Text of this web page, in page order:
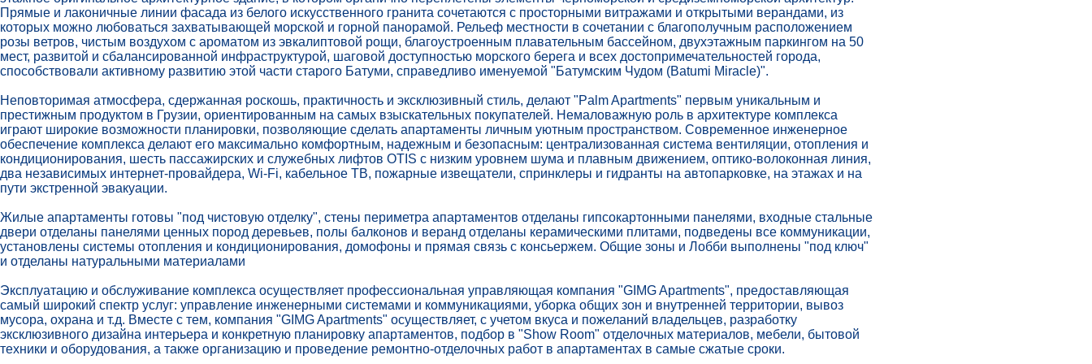
Прямые и лаконичные линии фасада из белого искусственного гранита сочетаются с просторными витражами и открытыми верандами, из
которых можно любоваться захватывающей морской и горной панорамой. Рельеф местности в сочетании с благополучным расположением
розы ветров, чистым воздухом с ароматом из эвкалиптовой рощи, благоустроенным плавательным бассейном, двухэтажным паркингом на 50
мест, развитой и сбалансированной инфраструктурой, шаговой доступностью морского берега и всех достопримечательностей города,
способствовали активному развитию этой части старого Батуми, справедливо именуемой "Батумским Чудом (Batumi Miracle)".
Неповторимая атмосфера, сдержанная роскошь, практичность и эксклюзивный стиль, делают "Palm Apartments" первым уникальным и
престижным продуктом в Грузии, ориентированным на самых взыскательных покупателей. Немаловажную роль в архитектуре комплекса
играют широкие возможности планировки, позволяющие сделать апартаменты личным уютным пространством. Современное инженерное
обеспечение комплекса делают его максимально комфортным, надежным и безопасным: централизованная система вентиляции, отопления и
кондиционирования, шесть пассажирских и служебных лифтов ОТIS с низким уровнем шума и плавным движением, оптико-волоконная линия,
два независимых интернет-провайдера, Wi-Fi, кабельное ТВ, пожарные извещатели, спринклеры и гидранты на автопарковке, на этажах и на
пути экстренной эвакуации.
Жилые апартаменты готовы "под чистовую отделку", стены периметра апартаментов отделаны гипcокартонными панелями, входные стальные
двери отделаны панелями ценных пород деревьев, полы балконов и веранд отделаны керамическими плитами, подведены все коммуникации,
установлены системы отопления и кондиционирования, домофоны и прямая связь с консьержем. Общие зоны и Лобби выполнены "под ключ"
и отделаны натуральными материалами
Эксплуатацию и обслуживание комплекса осуществляет профессиональная управляющая компания "GIMG Apartments", предоставляющая
самый широкий спектр услуг: управление инженерными системами и коммуникациями, уборка общих зон и внутренней территории, вывоз
мусора, охрана и т.д. Вместе с тем, компания "GIMG Apartments" осуществляет, с учетом вкуса и пожеланий владельцев, разработку
эксклюзивного дизайна интерьера и конкретную планировку апартаментов, подбор в "Show Room" отделочных материалов, мебели, бытовой
техники и оборудования, а также организацию и проведение ремонтно-отделочных работ в апартаментах в самые сжатые сроки.